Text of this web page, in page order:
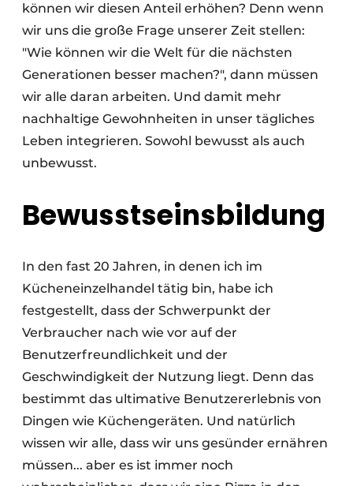
können wir diesen Anteil erhöhen? Denn wenn
wir uns die große Frage unserer Zeit stellen:
"Wie können wir die Welt für die nächsten
Generationen besser machen?", dann müssen
wir alle daran arbeiten. Und damit mehr
nachhaltige Gewohnheiten in unser tägliches
Leben integrieren. Sowohl bewusst als auch
unbewusst.
Bewusstseinsbildung
In den fast 20 Jahren, in denen ich im
Kücheneinzelhandel tätig bin, habe ich
festgestellt, dass der Schwerpunkt der
Verbraucher nach wie vor auf der
Benutzerfreundlichkeit und der
Geschwindigkeit der Nutzung liegt. Denn das
bestimmt das ultimative Benutzererlebnis von
Dingen wie Küchengeräten. Und natürlich
wissen wir alle, dass wir uns gesünder ernähren
müssen... aber es ist immer noch